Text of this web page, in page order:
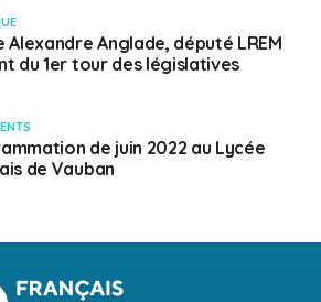
Alexandre Anglade, député LREM
du 1er tour des législatives
de juin 2022 au Lycée
de Vauban